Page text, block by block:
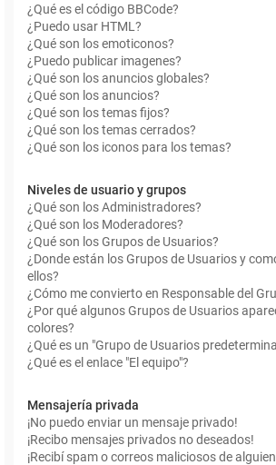
¿Qué es el código BBCode?
¿Puedo usar HTML?
¿Qué son los emoticonos?
¿Puedo publicar imagenes?
¿Qué son los anuncios globales?
¿Qué son los anuncios?
¿Qué son los temas fijos?
¿Qué son los temas cerrados?
¿Qué son los iconos para los temas?
Niveles de usuario y grupos
¿Qué son los Administradores?
¿Qué son los Moderadores?
¿Qué son los Grupos de Usuarios?
¿Donde están los Grupos de Usuarios y
ellos?
¿Cómo me convierto en Responsable del
¿Por qué algunos Grupos de Usuarios
colores?
¿Qué es un "Grupo de Usuarios
¿Qué es el enlace "El equipo"?
Mensajería privada
¡No puedo enviar un mensaje privado!
¡Recibo mensajes privados no deseados!
¡Recibí spam o correos maliciosos de